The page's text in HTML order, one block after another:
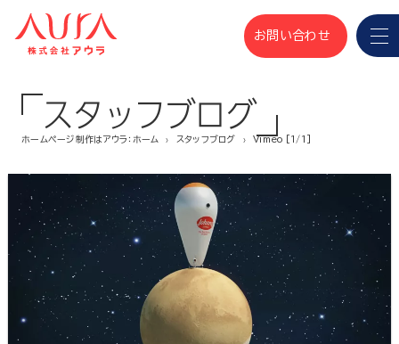
お問い合わせ
スタッフブログ
ホームページ制作はアウラ：ホーム スタッフブログ Vimeo [1/1]